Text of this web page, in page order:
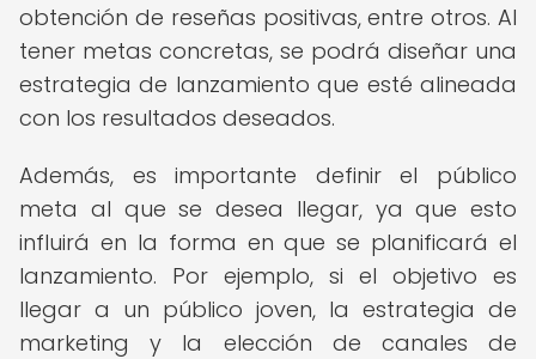
obtención de reseñas positivas, entre otros. Al
tener metas concretas, se podrá diseñar una
estrategia de lanzamiento que esté alineada
con los resultados deseados.
Además, es importante definir el público
meta al que se desea llegar, ya que esto
influirá en la forma en que se planificará el
lanzamiento. Por ejemplo, si el objetivo es
llegar a un público joven, la estrategia de
marketing y la elección de canales de